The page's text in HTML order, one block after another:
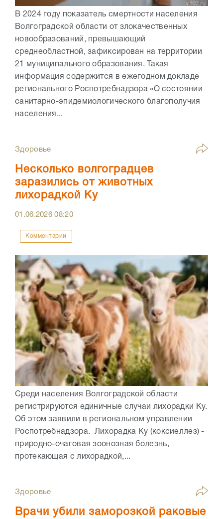
В 2024 году показатель смертности населения
Волгоградской области от злокачественных
новообразований, превышающий
среднеобластной, зафиксирован на территории
21 муниципального образования. Такая
информация содержится в ежегодном докладе
регионального Роспотребнадзора «О состоянии
санитарно-эпидемиологического благополучия
населения...
Здоровье
Несколько волгоградцев
заразились от животных
лихорадкой Ку
01.06.202608:20
Комментарии
Среди населения Волгоградской области
регистрируются единичные случаи лихорадки Ку.
Об этом заявили в региональном управлении
Роспотребнадзора. Лихорадка Ку (коксиеллез) -
природно-очаговая зоонозная болезнь,
протекающая с лихорадкой,...
Здоровье
Врачи убили заморозкой раковые